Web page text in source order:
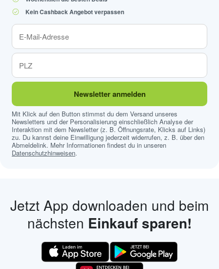
Kein Cashback Angebot verpassen
Newsletter anmelden
Mit Klick auf den Button stimmst du dem Versand unseres
Newsletters und der Personalisierung einschließlich Analyse der
Interaktion mit dem Newsletter (z. B. Öffnungsrate, Klicks auf Links)
zu. Du kannst deine Einwilligung jederzeit widerrufen, z. B. über den
Abmeldelink. Mehr Informationen findest du in unseren
Datenschutzhinweisen.
Jetzt App downloaden und beim
nächsten Einkauf sparen!